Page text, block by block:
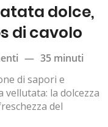
dolce,
di cavolo
— 35 minuti
di sapori e
vellutata: la dolcezza
del